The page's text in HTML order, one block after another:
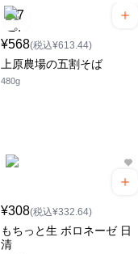
¥568(税込¥613.44)
上原農場の五割そば
480g
¥308(税込¥332.64)
もちっと生 ボロネーゼ 日
清